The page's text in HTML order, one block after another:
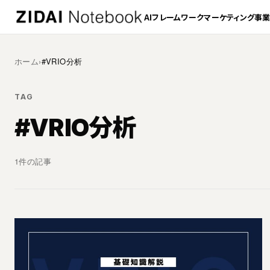
AIフレームワークマーケティング事
ホーム›#VRIO分析
TAG
#VRIO分析
1件の記事